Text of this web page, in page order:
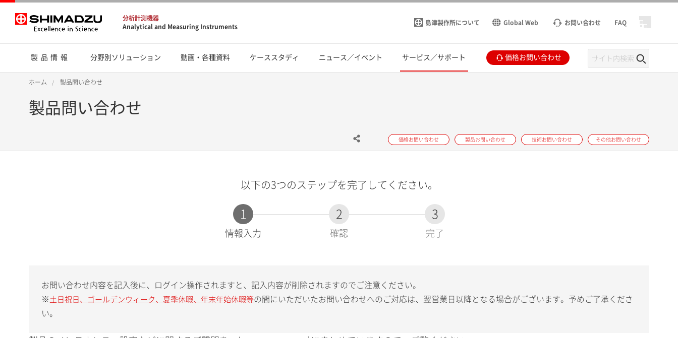
分析計測機器
Analytical and Measuring Instruments
島津製作所について Global Web お問い合わせ FAQ
製品情報 分野別ソリューション 動画・各種資料 ケーススタディ ニュース／イベント サービス／サポート 価格お問い合わせ
ホーム 製品問い合わせ
製品問い合わせ
価格お問い合わせ 製品お問い合わせ 技術お問い合わせ その他お問い合わせ
以下の3つのステップを完了してください。
1
現
情報入力
2
確認
3
完了
お問い合わせ内容を記入後に、ログイン操作されますと、記入内容が削除されますのでご注意ください。
※ 土日祝日、ゴールデンウィーク、夏季休暇、年末年始休暇等の間にいただいたお問い合わせへのご対応は、翌営業日以降となる場合がございます。予めご了承くださ
い。